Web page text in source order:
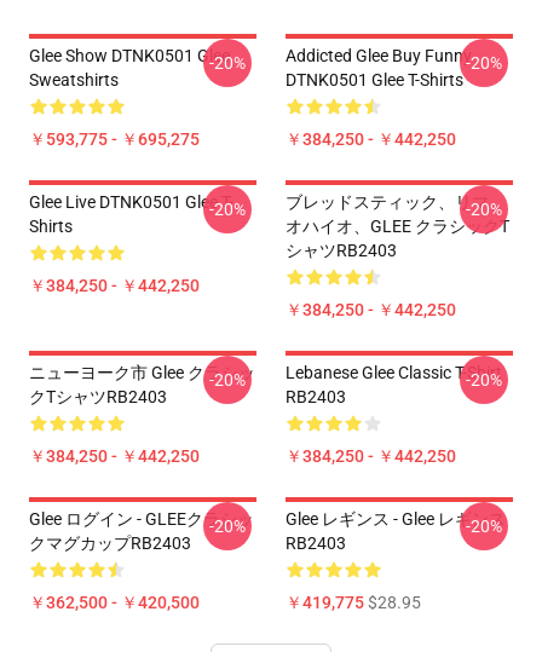
Glee Show DTNK0501 Glee
Sweatshirts
￥593,775 - ￥695,275
-20%
Addicted Glee Buy Funny
DTNK0501 Glee T-Shirts
￥384,250 - ￥442,250
-20%
Glee Live DTNK0501 Glee T-
Shirts
￥384,250 - ￥442,250
-20%
ブレッドスティック、リマ、
オハイオ、GLEE クラシックT
シャツRB2403
￥384,250 - ￥442,250
-20%
ニューヨーク市 Glee クラシッ
クTシャツRB2403
￥384,250 - ￥442,250
-20%
Lebanese Glee Classic T-Shirt
RB2403
￥384,250 - ￥442,250
-20%
Glee ログイン - GLEEクラシッ
クマグカップRB2403
￥362,500 - ￥420,500
-20%
Glee レギンス - Glee レギンス
RB2403
￥419,775$28.95
-20%